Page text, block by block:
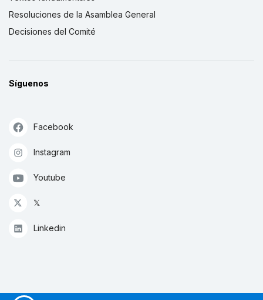
Resoluciones de la Asamblea General
Decisiones del Comité
Síguenos
Facebook
Instagram
Youtube
𝕏
Linkedin